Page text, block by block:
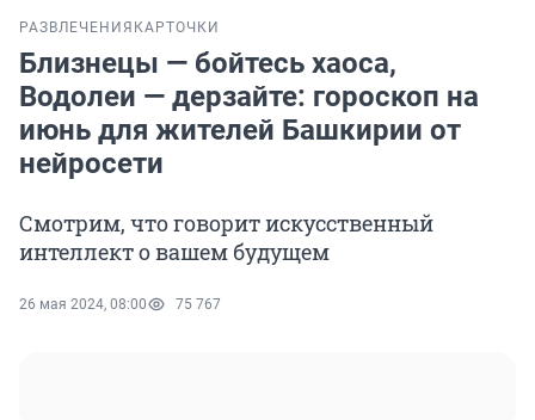
РАЗВЛЕЧЕНИЯ КАРТОЧКИ
Близнецы — бойтесь хаоса,
Водолеи — дерзайте: гороскоп на
июнь для жителей Башкирии от
нейросети
Смотрим, что говорит искусственный
интеллект о вашем будущем
26 мая 2024, 08:00 75 767